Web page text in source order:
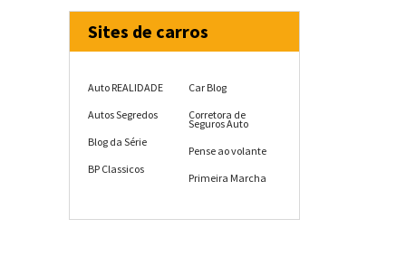
Sites de carros
Auto REALIDADE
Autos Segredos
Blog da Série
BP Classicos
Car Blog
Corretora de
Seguros Auto
Pense ao volante
Primeira Marcha